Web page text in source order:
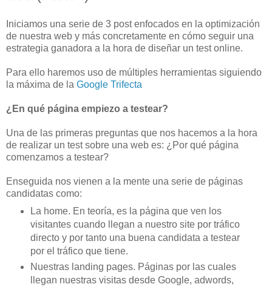
Iniciamos una serie de 3 post enfocados en la optimización
de nuestra web y más concretamente en cómo seguir una
estrategia ganadora a la hora de diseñar un test online.
Para ello haremos uso de múltiples herramientas siguiendo
la máxima de la Google Trifecta
¿En qué página empiezo a testear?
Una de las primeras preguntas que nos hacemos a la hora
de realizar un test sobre una web es: ¿Por qué página
comenzamos a testear?
Enseguida nos vienen a la mente una serie de páginas
candidatas como:
La home. En teoría, es la página que ven los
visitantes cuando llegan a nuestro site por tráfico
directo y por tanto una buena candidata a testear
por el tráfico que tiene.
Nuestras landing pages. Páginas por las cuales
llegan nuestras visitas desde Google, adwords,